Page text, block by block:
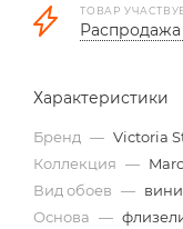
ТОВАР
Распродажа
Характеристики
Бренд — Victoria
Коллекция —
Вид обоев —
Основа —